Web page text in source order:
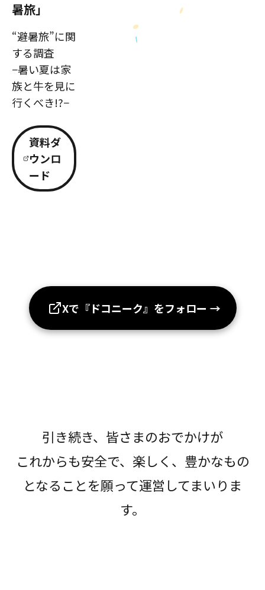
暑旅」
“避暑旅”に関
する調査
−暑い夏は家
族と牛を見に
行くべき!?−
資料ダ
ウンロ
ード
Xで『ドコニーク』をフォロー →
引き続き、皆さまのおでかけが
これからも安全で、楽しく、豊かなもの
となることを願って運営してまいりま
す。